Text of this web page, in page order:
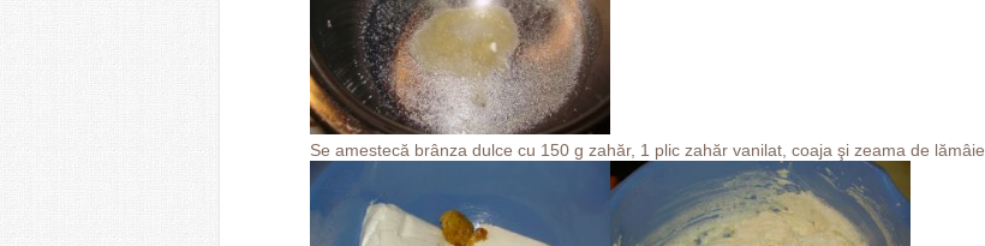
Se amestecă brânza dulce cu 150 g zahăr, 1 plic zahăr vanilat, coaja şi zeama de lămâie.